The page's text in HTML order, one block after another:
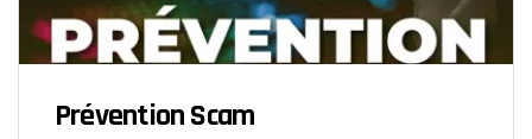
Prévention Scam